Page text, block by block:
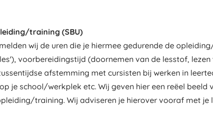
training (SBU)
wij de uren die je hiermee gedurende de
voorbereidingstijd (doornemen van de lesstof,
afstemming met cursisten bij werken in
je school/werkplek etc. Wij geven hier een reëel
training. Wij adviseren je hierover vooraf met je